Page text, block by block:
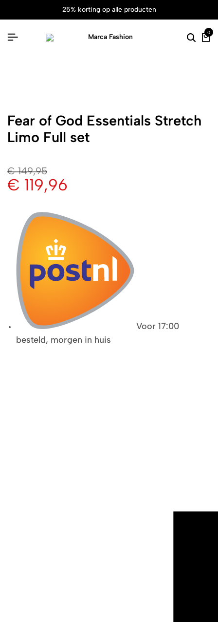
25% korting op alle producten
0
Fear of God Essentials Stretch
Limo Full set
€149,95
€ 119,96
Voor 17:00
besteld, morgen in huis